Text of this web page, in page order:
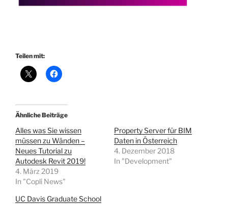
Teilen mit:
Ähnliche Beiträge
Alles was Sie wissen
müssen zu Wänden –
Neues Tutorial zu
Autodesk Revit 2019!
4. März 2019
In "Copli News"
Property Server für BIM
Daten in Österreich
4. Dezember 2018
In "Development"
UC Davis Graduate School